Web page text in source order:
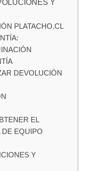
PLATACHO.CL
DEVOLUCIÓN
EL
EQUIPO
Y